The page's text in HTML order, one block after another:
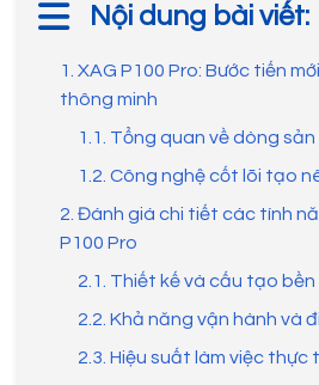
Nội dung bài viết:
1. XAG P100 Pro: Bước tiến
thông minh
1.1. Tổng quan về dòng
1.2. Công nghệ cốt lõi tạo
2. Đánh giá chi tiết các tính
P100 Pro
2.1. Thiết kế và cấu tạo bền
2.2. Khả năng vận hành và
2.3. Hiệu suất làm việc thực